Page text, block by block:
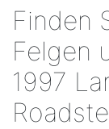
Finden
Felgen
1997